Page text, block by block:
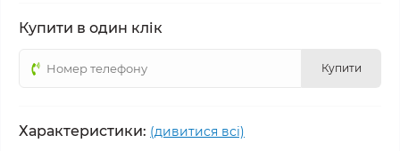
Купити в один клік
Купити
Характеристики: (дивитися всі)